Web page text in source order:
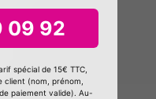
09 92
spécial de 15€ TTC,
(nom, prénom,
paiement valide). Au-